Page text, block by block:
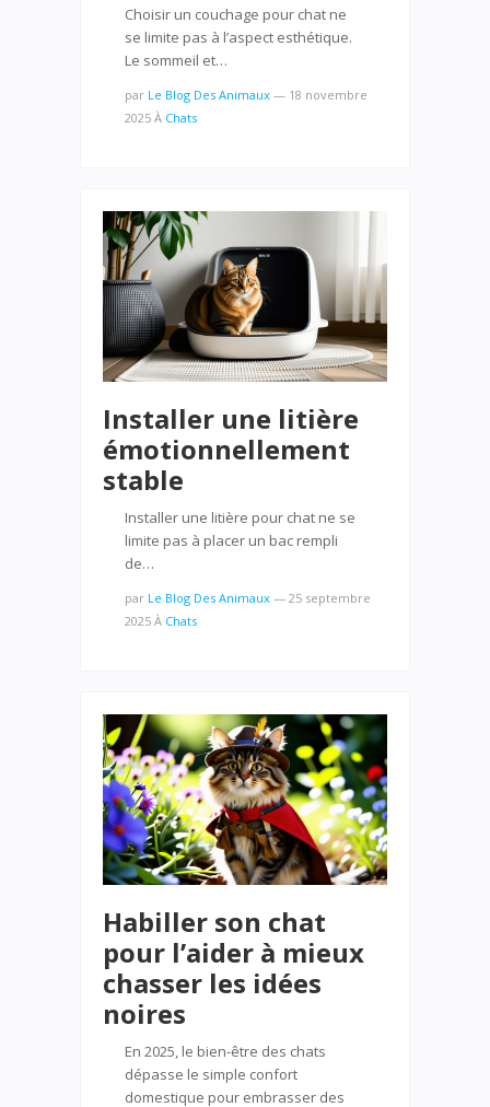
Choisir un couchage pour chat ne
se limite pas à l’aspect esthétique.
Le sommeil et…
par Le Blog Des Animaux — 18 novembre
2025 À Chats
Installer une litière
émotionnellement
stable
Installer une litière pour chat ne se
limite pas à placer un bac rempli
de…
par Le Blog Des Animaux — 25 septembre
2025 À Chats
Habiller son chat
pour l’aider à mieux
chasser les idées
noires
En 2025, le bien-être des chats
dépasse le simple confort
domestique pour embrasser des